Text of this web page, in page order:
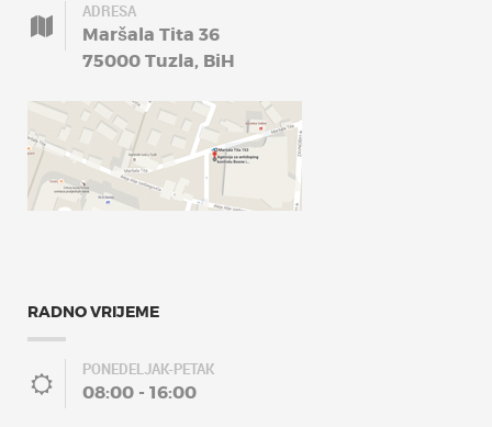
ADRESA
Maršala Tita 36
75000 Tuzla, BiH
RADNO VRIJEME
PONEDELJAK-PETAK
08:00 - 16:00